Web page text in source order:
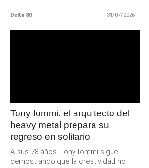
Delta 80 31/07/2026
Tony Iommi: el arquitecto del
heavy metal prepara su
regreso en solitario
A sus 78 años, Tony Iommi sigue
demostrando que la creatividad no